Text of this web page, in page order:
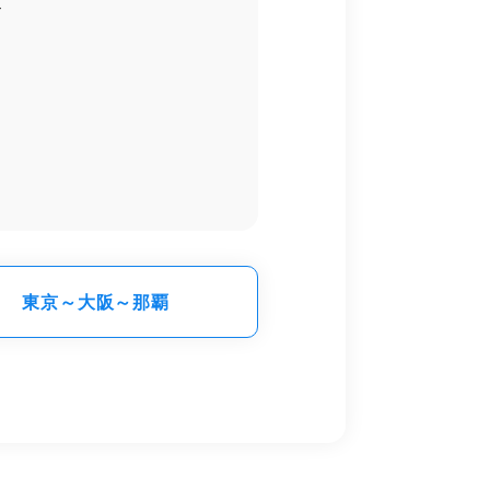
東京～大阪～那覇